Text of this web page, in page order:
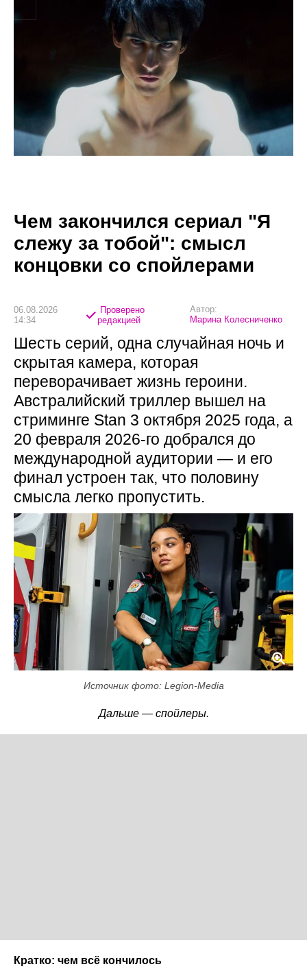
Чем закончился сериал "Я
слежу за тобой": смысл
концовки со спойлерами
06.08.2026
14:34
Проверено
редакцией
Автор:
Марина Колесниченко
Шесть серий, одна случайная ночь и
скрытая камера, которая
переворачивает жизнь героини.
Австралийский триллер вышел на
стриминге Stan 3 октября 2025 года, а
20 февраля 2026-го добрался до
международной аудитории — и его
финал устроен так, что половину
смысла легко пропустить.
Источник фото: Legion-Media
Дальше — спойлеры.
Кратко: чем всё кончилось